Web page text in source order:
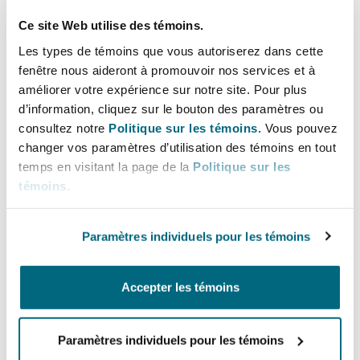
Ce site Web utilise des témoins.
Les types de témoins que vous autoriserez dans cette
fenêtre nous aideront à promouvoir nos services et à
améliorer votre expérience sur notre site. Pour plus
d’information, cliquez sur le bouton des paramètres ou
consultez notre Politique sur les témoins. Vous pouvez
changer vos paramètres d’utilisation des témoins en tout
temps en visitant la page de la Politique sur les
témoins
Paramètres individuels pour les témoins
Accepter les témoins
Paramètres individuels pour les témoins
Entretien, réparation et
Droit aérien commercial
Droit réglementaire
Satellites et espace
Couverture d’assurance
Droit maritime
Responsabilité du fabricant
produits
Assurance biens
Bator
Jersey
York
The St Botolph Building
complex and high-value disputes,
corporate, and regulatory matters. He
has commented on the drafting of
many of the current commercial and
regulatory laws and codes of Egypt.
Lignes directes
+201 27 771 1144
Bureau principal